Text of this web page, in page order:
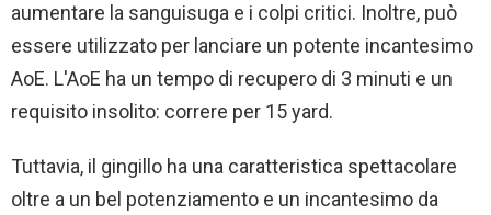
aumentare la sanguisuga e i colpi critici. Inoltre, può
essere utilizzato per lanciare un potente incantesimo
AoE. L'AoE ha un tempo di recupero di 3 minuti e un
requisito insolito: correre per 15 yard.
Tuttavia, il gingillo ha una caratteristica spettacolare
oltre a un bel potenziamento e un incantesimo da